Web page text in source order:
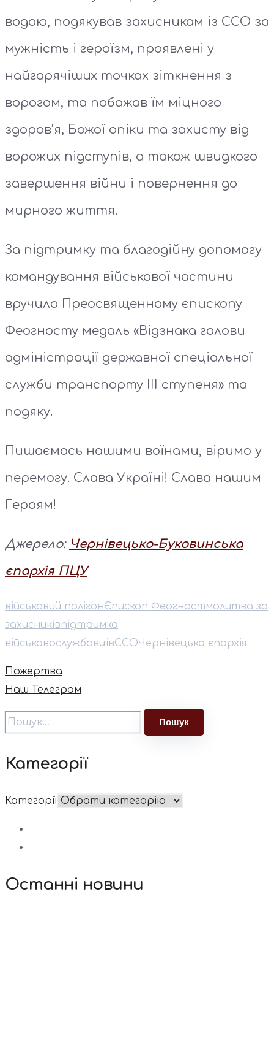
водою, подякував захисникам із ССО за
мужність і героїзм, проявлені у
найгарячіших точках зіткнення з
ворогом, та побажав їм міцного
здоров’я, Божої опіки та захисту від
ворожих підступів, а також швидкого
завершення війни і повернення до
мирного життя.
За підтримку та благодійну допомогу
командування військової частини
вручило Преосвященному єпископу
Феогносту медаль «Відзнака голови
адміністрації державної спеціальної
служби транспорту ІІІ ступеня» та
подяку.
Пишаємось нашими воїнами, віримо у
перемогу. Слава Україні! Слава нашим
Героям!
Джерело: Чернівецько-Буковинська
єпархія ПЦУ
військовий полігонЄпископ Феогностмолитва за
захисниківпідтримка
військовослужбовцівССОЧернівецька єпархія
Пожертва
Наш Телеграм
Категорії
Категорії
Останні новини